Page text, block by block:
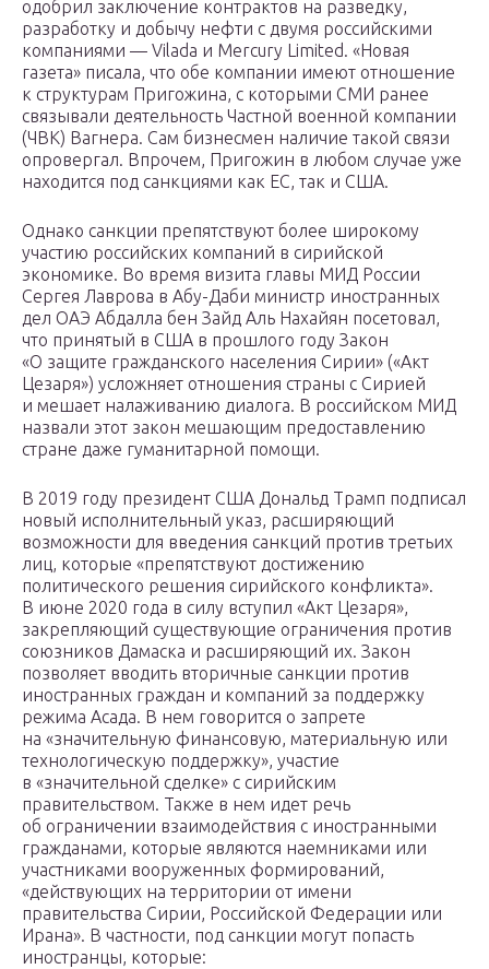
одобрил заключение контрактов на разведку,
разработку и добычу нефти с двумя российскими
компаниями — Vilada и Mercury Limited. «Новая
газета» писала, что обе компании имеют отношение
к структурам Пригожина, с которыми СМИ ранее
связывали деятельность Частной военной компании
(ЧВК) Вагнера. Сам бизнесмен наличие такой связи
опровергал. Впрочем, Пригожин в любом случае уже
находится под санкциями как ЕС, так и США.
Однако санкции препятствуют более широкому
участию российских компаний в сирийской
экономике. Во время визита главы МИД России
Сергея Лаврова в Абу-Даби министр иностранных
дел ОАЭ Абдалла бен Зайд Аль Нахайян посетовал,
что принятый в США в прошлого году Закон
«О защите гражданского населения Сирии» («Акт
Цезаря») усложняет отношения страны с Сирией
и мешает налаживанию диалога. В российском МИД
назвали этот закон мешающим предоставлению
стране даже гуманитарной помощи.
В 2019 году президент США Дональд Трамп подписал
новый исполнительный указ, расширяющий
возможности для введения санкций против третьих
лиц, которые «препятствуют достижению
политического решения сирийского конфликта».
В июне 2020 года в силу вступил «Акт Цезаря»,
закрепляющий существующие ограничения против
союзников Дамаска и расширяющий их. Закон
позволяет вводить вторичные санкции против
иностранных граждан и компаний за поддержку
режима Асада. В нем говорится о запрете
на «значительную финансовую, материальную или
технологическую поддержку», участие
в «значительной сделке» с сирийским
правительством. Также в нем идет речь
об ограничении взаимодействия с иностранными
гражданами, которые являются наемниками или
участниками вооруженных формирований,
«действующих на территории от имени
правительства Сирии, Российской Федерации или
Ирана». В частности, под санкции могут попасть
иностранцы, которые: